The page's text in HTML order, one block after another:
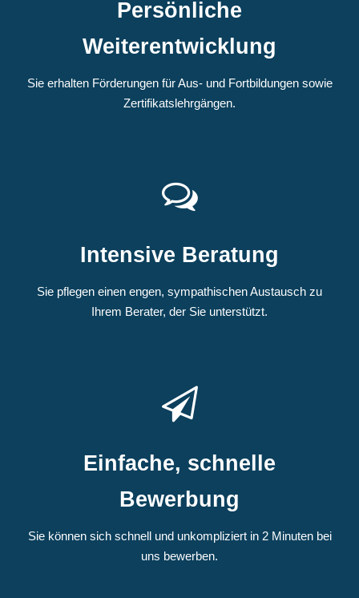
Persönliche
Weiterentwicklung
Sie erhalten Förderungen für Aus- und Fortbildungen sowie
Zertifikatslehrgängen.
Intensive Beratung
Sie pflegen einen engen, sympathischen Austausch zu
Ihrem Berater, der Sie unterstützt.
Einfache, schnelle
Bewerbung
Sie können sich schnell und unkompliziert in 2 Minuten bei
uns bewerben.